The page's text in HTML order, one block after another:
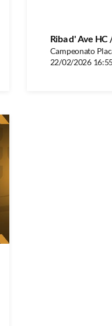
Riba d' Ave HC
Campeonato
22/02/2026 16:55